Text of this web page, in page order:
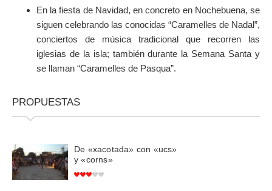
En la fiesta de Navidad, en concreto en Nochebuena, se
siguen celebrando las conocidas “Caramelles de Nadal”,
conciertos de música tradicional que recorren las
iglesias de la isla; también durante la Semana Santa y
se llaman “Caramelles de Pasqua”.
PROPUESTAS
De «xacotada» con «ucs»
y «corns»